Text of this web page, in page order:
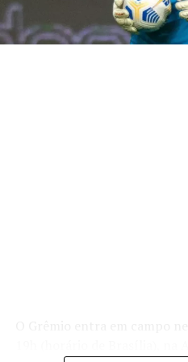
Kannemann ficará fora por
Leonardo desponta como
o risco de começar no